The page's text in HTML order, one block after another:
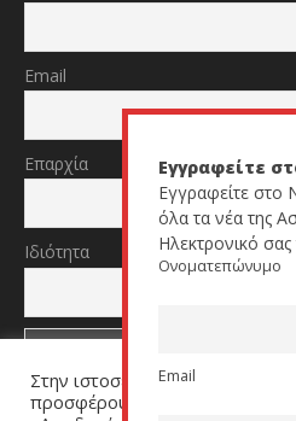
Email
Επαρχία
Ιδιότητα
TikTok
YouTube
Στην ιστοσελίδα μας
προσφέρουμε μία
Εγγραφείτε
Εγγραφείτε στο
όλα τα νέα της
Ηλεκτρονικό
Ονοματεπώνυμο
Email